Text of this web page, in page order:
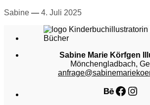
Sabine — 4. Juli 2025
Sabine Marie Körfgen
Mönchengladbach,
Behance